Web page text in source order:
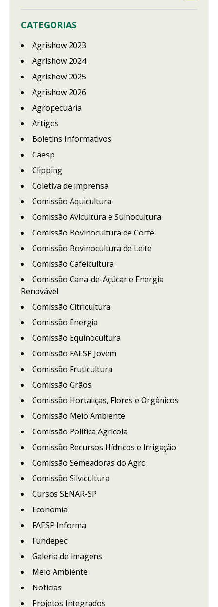
CATEGORIAS
Agrishow 2023
Agrishow 2024
Agrishow 2025
Agrishow 2026
Agropecuária
Artigos
Boletins Informativos
Caesp
Clipping
Coletiva de imprensa
Comissão Aquicultura
Comissão Avicultura e Suinocultura
Comissão Bovinocultura de Corte
Comissão Bovinocultura de Leite
Comissão Cafeicultura
Comissão Cana-de-Açúcar e Energia
Renovável
Comissão Citricultura
Comissão Energia
Comissão Equinocultura
Comissão FAESP Jovem
Comissão Fruticultura
Comissão Grãos
Comissão Hortaliças, Flores e Orgânicos
Comissão Meio Ambiente
Comissão Política Agrícola
Comissão Recursos Hídricos e Irrigação
Comissão Semeadoras do Agro
Comissão Silvicultura
Cursos SENAR-SP
Economia
FAESP Informa
Fundepec
Galeria de Imagens
Meio Ambiente
Notícias
Projetos Integrados